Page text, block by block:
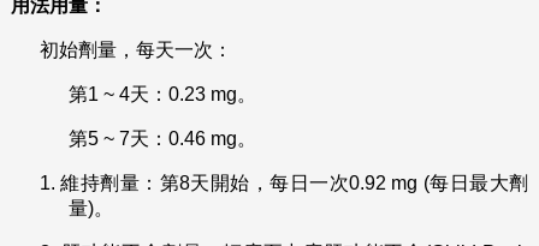
用法用量：
初始劑量，每天一次：
第1 ~ 4天：0.23 mg。
第5 ~ 7天：0.46 mg。
1.維持劑量：第8天開始，每日一次0.92 mg (每日最大劑
量)。